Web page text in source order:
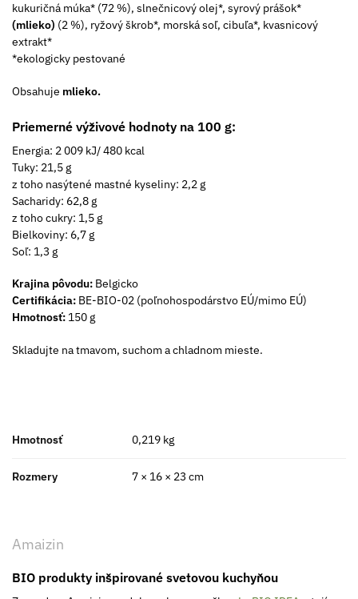
kukuričná múka* (72 %), slnečnicový olej*, syrový prášok*
(mlieko) (2 %), ryžový škrob*, morská soľ, cibuľa*, kvasnicový
extrakt*
*ekologicky pestované
Obsahuje mlieko.
Priemerné výživové hodnoty na 100 g:
Energia: 2 009 kJ/ 480 kcal
Tuky: 21,5 g
z toho nasýtené mastné kyseliny: 2,2 g
Sacharidy: 62,8 g
z toho cukry: 1,5 g
Bielkoviny: 6,7 g
Soľ: 1,3 g
Krajina pôvodu: Belgicko
Certifikácia: BE-BIO-02 (poľnohospodárstvo EÚ/mimo EÚ)
Hmotnosť: 150 g
Skladujte na tmavom, suchom a chladnom mieste.
Hmotnosť 0,219 kg
Rozmery 7 × 16 × 23 cm
Amaizin
BIO produkty inšpirované svetovou kuchyňou